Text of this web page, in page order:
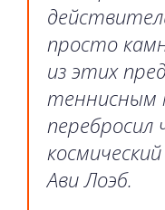
просто
из этих
теннисным
перебросил
Ави Лоэб.